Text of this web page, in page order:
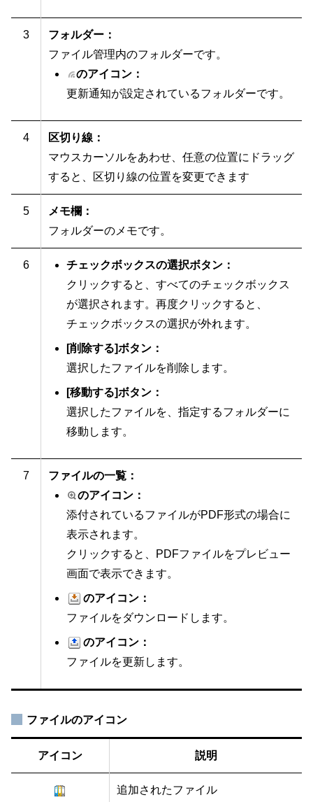
3
フォルダー：
ファイル管理内のフォルダーです。
のアイコン：
更新通知が設定されているフォルダーです。
4
区切り線：
マウスカーソルをあわせ、任意の位置にドラッグ
すると、区切り線の位置を変更できます
5
メモ欄：
フォルダーのメモです。
6
チェックボックスの選択ボタン：
クリックすると、すべてのチェックボックス
が選択されます。再度クリックすると、
チェックボックスの選択が外れます。
[削除する]ボタン：
選択したファイルを削除します。
[移動する]ボタン：
選択したファイルを、指定するフォルダーに
移動します。
7
ファイルの一覧：
のアイコン：
添付されているファイルがPDF形式の場合に
表示されます。
クリックすると、PDFファイルをプレビュー
画面で表示できます。
のアイコン：
ファイルをダウンロードします。
のアイコン：
ファイルを更新します。
ファイルのアイコン
アイコン 説明
追加されたファイル